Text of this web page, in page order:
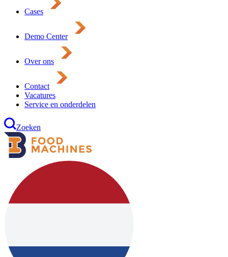
Cases
Demo Center
Over ons
Contact
Vacatures
Service en onderdelen
Zoeken